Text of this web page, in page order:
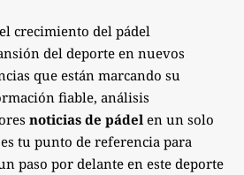
crecimiento del pádel
del deporte en nuevos
que están marcando su
fiable, análisis
noticias de pádel en un solo
tu punto de referencia para
paso por delante en este deporte